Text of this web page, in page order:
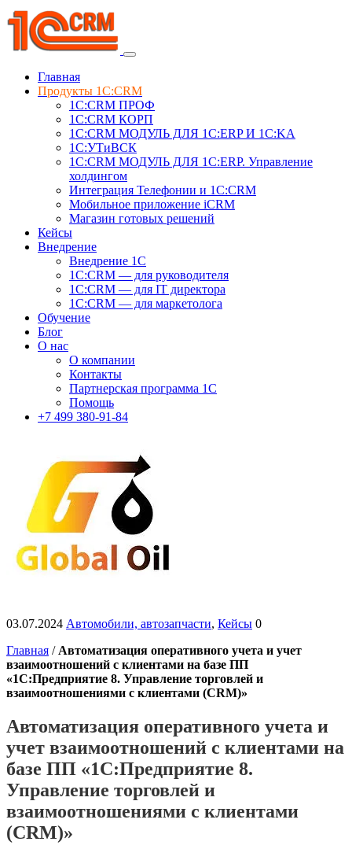
Главная
Продукты 1C:CRM
1С:CRM ПРОФ
1С:CRM КОРП
1С:CRM МОДУЛЬ ДЛЯ 1C:ERP И 1C:KA
1C:УТиВСК
1С:CRM МОДУЛЬ ДЛЯ 1C:ERP. Управление
холдингом
Интеграция Телефонии и 1C:CRM
Мобильное приложение iCRM
Магазин готовых решений
Кейсы
Внедрение
Внедрение 1C
1С:CRM — для руководителя
1С:CRM — для IT директора
1С:CRM — для маркетолога
Обучение
Блог
О нас
О компании
Контакты
Партнерская программа 1С
Помощь
+7 499 380-91-84
03.07.2024 Автомобили, автозапчасти, Кейсы 0
Главная / Автоматизация оперативного учета и учет
взаимоотношений с клиентами на базе ПП
«1С:Предприятие 8. Управление торговлей и
взаимоотношениями с клиентами (CRM)»
Автоматизация оперативного учета и
учет взаимоотношений с клиентами на
базе ПП «1С:Предприятие 8.
Управление торговлей и
взаимоотношениями с клиентами
(CRM)»